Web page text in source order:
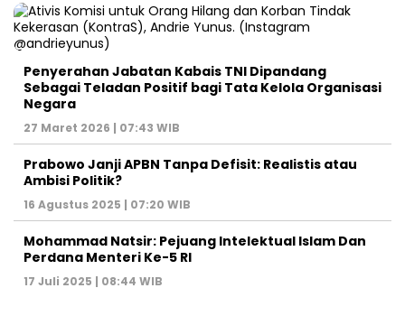
Penyerahan Jabatan Kabais TNI Dipandang
Sebagai Teladan Positif bagi Tata Kelola Organisasi
Negara
27 Maret 2026 | 07:43 WIB
Prabowo Janji APBN Tanpa Defisit: Realistis atau
Ambisi Politik?
16 Agustus 2025 | 07:20 WIB
Mohammad Natsir: Pejuang Intelektual Islam Dan
Perdana Menteri Ke-5 RI
17 Juli 2025 | 08:44 WIB